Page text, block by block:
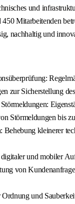
und
Mitarbeitenden
nachhaltig und
zur Sicherstellung
Störmeldungen bis
Behebung kleinerer
und mobiler
von
und